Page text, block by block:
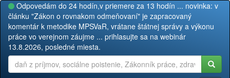
Odpovedám do 24 hodín,v priemere za 13 hodín ... novinka: v
článku "Zákon o rovnakom odmeňovaní" je zapracovaný
komentár k metodike MPSVaR, vrátane štátnej správy a výkonu
práce vo verejnom záujme ... prihlasujte sa na webinár
13.8.2026, posledné miesta.